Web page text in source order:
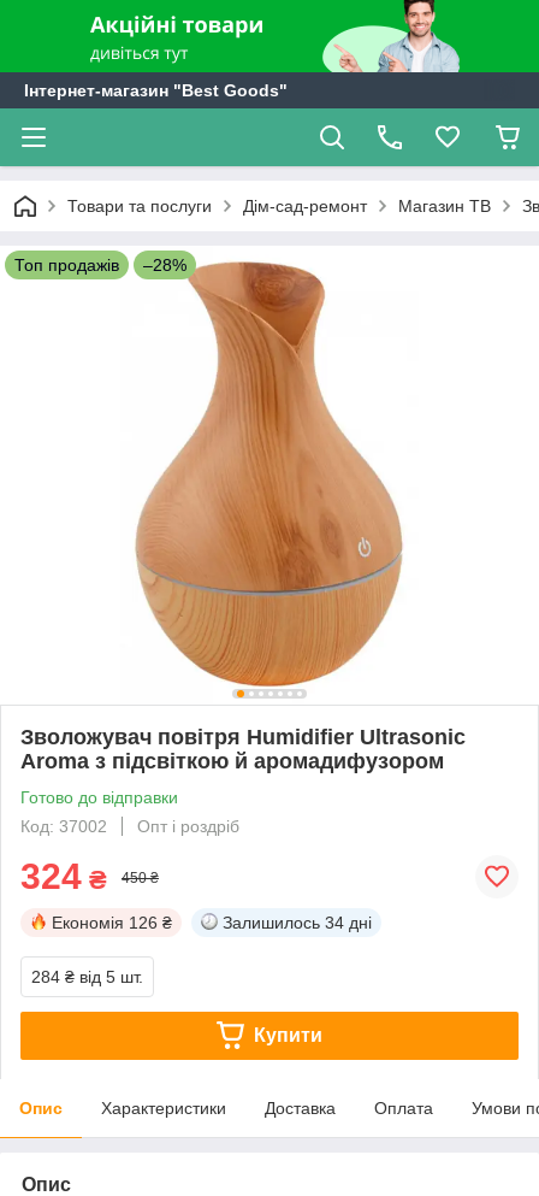
Інтернет-магазин "Best Goods"
Товари та послуги Дім-сад-ремонт Магазин ТВ
Топ продажів –28%
Зволожувач повітря Humidifier Ultrasonic
Aroma з підсвіткою й аромадифузором
Готово до відправки
Код: 37002
Опт і роздріб
324 ₴ 450 ₴
Економія 126 ₴ Залишилось 34 дні
284 ₴ від 5 шт.
Купити
Опис Характеристики Доставка Оплата Умови
Опис